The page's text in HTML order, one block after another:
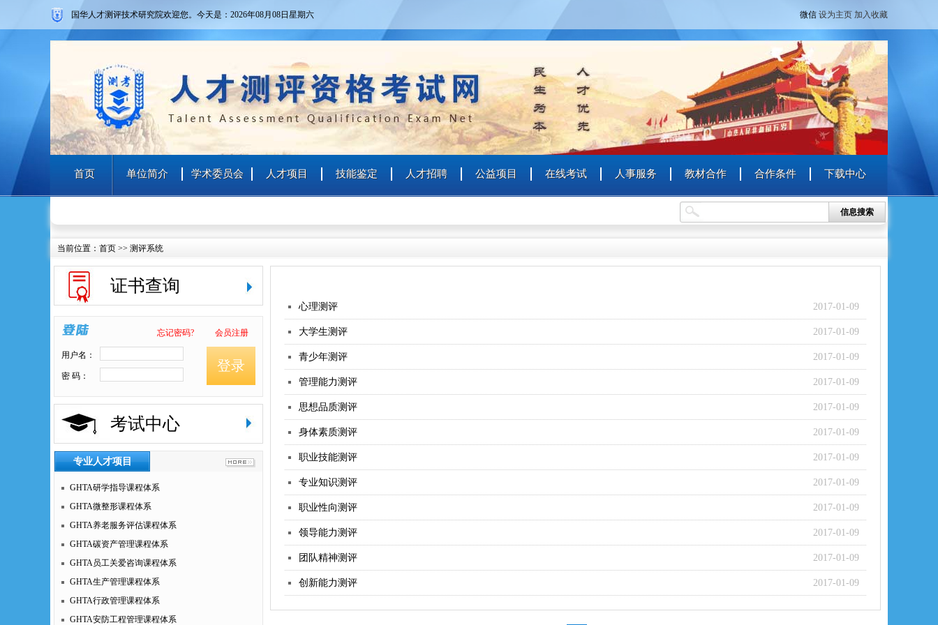
用户名
密 码
登录 注册
个人 企业 艺术人才 特殊群众
用户名
国华人才测评技术研究院欢迎您。 今天是：2026年08月08日 星期六 微信 设为主页 加入收藏
首页 单位简介 学术委员会 人才项目 技能鉴定 人才招聘 公益项目 在线考试 人事服务 教材合作 合作条件 下载中心
信息搜索
当前位置： 首页 >> 测评系统
2017-01-09
心理测评
2017-01-09
大学生测评
2017-01-09
青少年测评
2017-01-09
管理能力测评
2017-01-09
思想品质测评
2017-01-09
身体素质测评
2017-01-09
职业技能测评
2017-01-09
专业知识测评
2017-01-09
职业性向测评
2017-01-09
领导能力测评
2017-01-09
团队精神测评
2017-01-09
创新能力测评
证书查询
忘记密码? 会员注册
登录
用户名：
密 码：
考试中心
专业人才项目
GHTA研学指导课程体系
GHTA微整形课程体系
GHTA养老服务评估课程体系
GHTA碳资产管理课程体系
GHTA员工关爱咨询课程体系
GHTA生产管理课程体系
GHTA行政管理课程体系
GHTA安防工程管理课程体系